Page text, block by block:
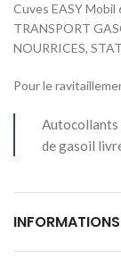
Cuves EASY
TRANSPORT
NOURRICES,
Pour le
Autocollants
de gasoil